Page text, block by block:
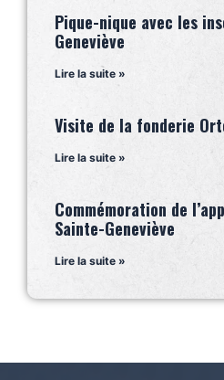
Pique-nique avec les
Geneviève
Lire la suite »
Visite de la fonderie
Lire la suite »
Commémoration de
Sainte-Geneviève
Lire la suite »